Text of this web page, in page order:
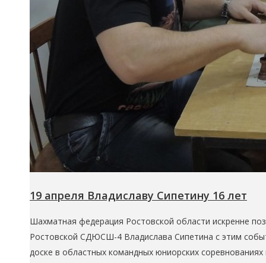
19 апреля Владиславу Сипетину 16 лет
Шахматная федерация Ростовской области искренне
Ростовской СДЮСШ-4 Владислава Сипетина с этим
доске в областных командных юниорских